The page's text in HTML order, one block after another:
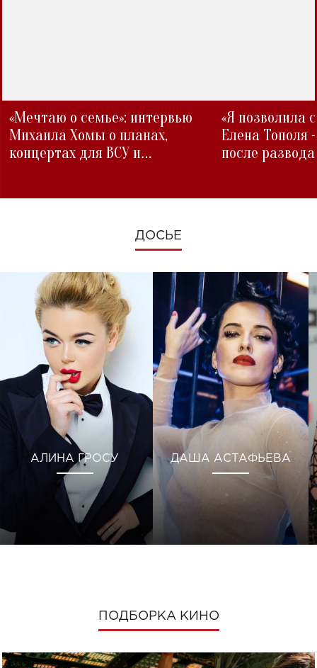
«Мечтаю о семье»: интервью
Михаила Хомы о планах,
концертах для ВСУ и
«Я позволила
Елена Тополя
после развода
ДОСЬЕ
АЛИНА ГРОСУ ДАША АСТАФЬЕВА
ПОДБОРКА КИНО